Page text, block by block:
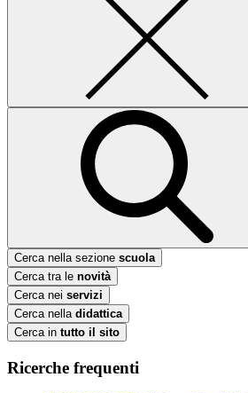
Cerca nella sezione scuola
Cerca tra le novità
Cerca nei servizi
Cerca nella didattica
Cerca in tutto il sito
Ricerche frequenti